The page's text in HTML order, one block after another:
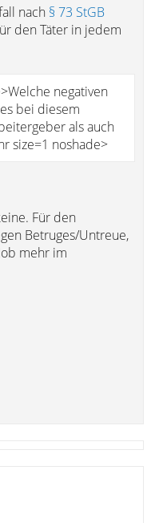
nach § 73 StGB
den Täter in jedem
negativen
bei diesem
als auch
size=1 noshade>
Für den
Betruges/Untreue,
mehr im